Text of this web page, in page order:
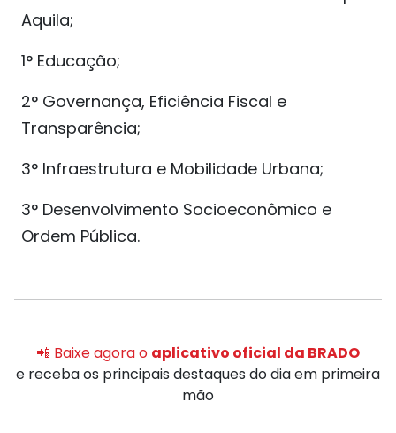
Aquila;
1° Educação;
2° Governança, Eficiência Fiscal e
Transparência;
3° Infraestrutura e Mobilidade Urbana;
3° Desenvolvimento Socioeconômico e
Ordem Pública.
📲 Baixe agora o aplicativo oficial da BRADO
e receba os principais destaques do dia em primeira
mão